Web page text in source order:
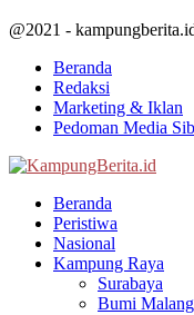
@2021 -
Beranda
Redaksi
Marketing & Iklan
Pedoman Media
Beranda
Peristiwa
Nasional
Kampung Raya
Surabaya
Bumi Malang